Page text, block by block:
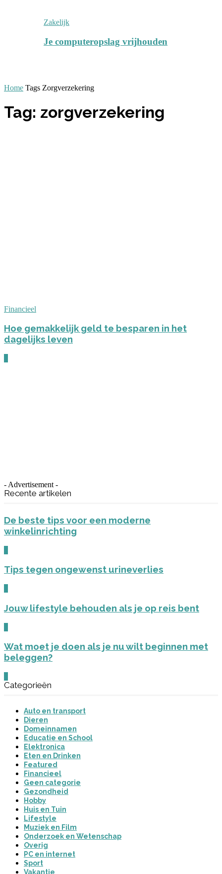
Zakelijk
Je computeropslag vrijhouden
Home Tags Zorgverzekering
Tag: zorgverzekering
Financieel
Hoe gemakkelijk geld te besparen in het
dagelijks leven
- Advertisement -
Recente artikelen
De beste tips voor een moderne
winkelinrichting
Tips tegen ongewenst urineverlies
Jouw lifestyle behouden als je op reis bent
Wat moet je doen als je nu wilt beginnen met
beleggen?
Categorieën
Auto en transport
Dieren
Domeinnamen
Educatie en School
Elektronica
Eten en Drinken
Featured
Financieel
Geen categorie
Gezondheid
Hobby
Huis en Tuin
Lifestyle
Muziek en Film
Onderzoek en Wetenschap
Overig
PC en internet
Sport
Vakantie